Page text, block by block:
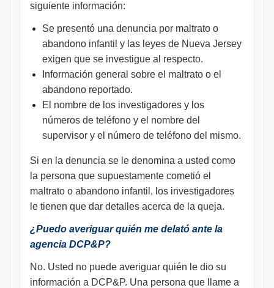
siguiente información:
Se presentó una denuncia por maltrato o
abandono infantil y las leyes de Nueva Jersey
exigen que se investigue al respecto.
Información general sobre el maltrato o el
abandono reportado.
El nombre de los investigadores y los
números de teléfono y el nombre del
supervisor y el número de teléfono del mismo.
Si en la denuncia se le denomina a usted como
la persona que supuestamente cometió el
maltrato o abandono infantil, los investigadores
le tienen que dar detalles acerca de la queja.
¿Puedo averiguar quién me delató ante la
agencia DCP&P?
No. Usted no puede averiguar quién le dio su
información a DCP&P. Una persona que llame a